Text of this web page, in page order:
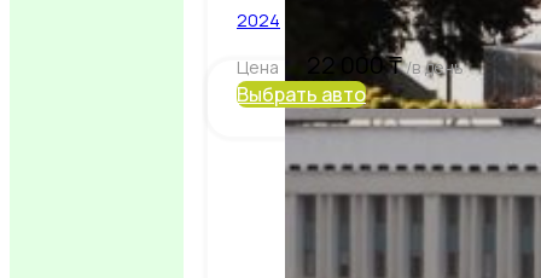
2024
Цена 22 000₸/в день
Выбрать авто